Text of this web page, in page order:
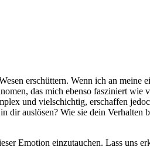
erschüttern. Wenn ich an ​meine
das ⁢mich ‌ebenso fasziniert wie
und vielschichtig, erschaffen
dir ‌auslösen? Wie sie dein Verhalten
Emotion einzutauchen. Lass uns